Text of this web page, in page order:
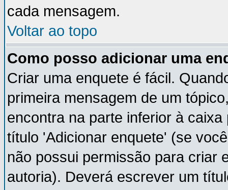
cada mensagem.
Voltar ao topo
Como posso adicionar uma
Criar uma enquete é fácil.
primeira mensagem de um
encontra na parte inferior à
título 'Adicionar enquete' (se
não possui permissão para criar
autoria). Deverá escrever um